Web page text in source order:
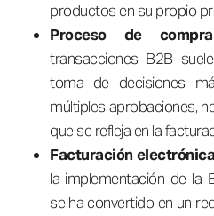
productos en su propio
Proceso de
transacciones B2B
toma de decisiones
múltiples aprobaciones,
que se refleja en la
Facturación
la implementación de la
se ha convertido en un